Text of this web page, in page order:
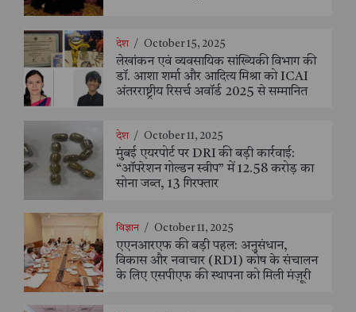
देश / October 15, 2025
लेखांकन एवं व्यवसायिक सांख्यिकी विभाग की
डॉ. आशा शर्मा और आदित्य मिश्रा को ICAI
अंतरराष्ट्रीय रिसर्च अवॉर्ड 2025 से सम्मानित
देश / October 11, 2025
मुंबई एयरपोर्ट पर DRI की बड़ी कार्रवाई:
“ऑपरेशन गोल्डन स्वीप” में 12.58 करोड़ का
सोना जब्त, 13 गिरफ्तार
विज्ञान / October 11, 2025
एएनआरएफ की बड़ी पहल: अनुसंधान,
विकास और नवाचार (RDI) कोष के संचालन
के लिए एसपीएफ की स्थापना को मिली मंज़ूरी